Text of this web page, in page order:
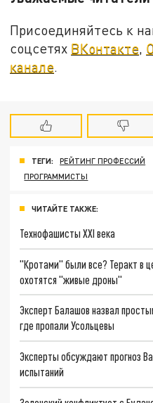
Присоединяйтесь к
соцсетях ВКонтакте
канале
ТЕГИ: РЕЙТИНГ ПРОФЕССИЙ
ПРОГРАММИСТЫ
ЧИТАЙТЕ ТАКЖЕ:
Технофашисты XXI века
"Кротами" были все? Теракт в
охотятся "живые дроны"
Эксперт Балашов назвал
где пропали Усольцевы
Эксперты обсуждают прогноз
испытаний